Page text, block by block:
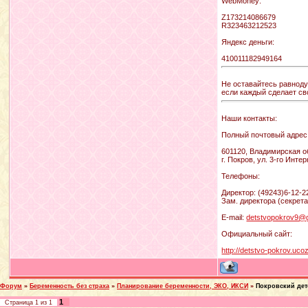
Z173214086679
R323463212523
Яндекс деньги:
410011182949164
Не оставайтесь
если каждый сделает
Наши контакты:
Полный почтовый
601120, Владимирская
г. Покров, ул. 3-го
Телефоны:
Директор: (49243)6-12-
Зам. директора
E-mail:
Официальный сайт:
http://detstvo-
Форум » Беременность без страха » Планирование беременности, ЭКО, ИКСИ » Покровский
Страница 1 из 1 1